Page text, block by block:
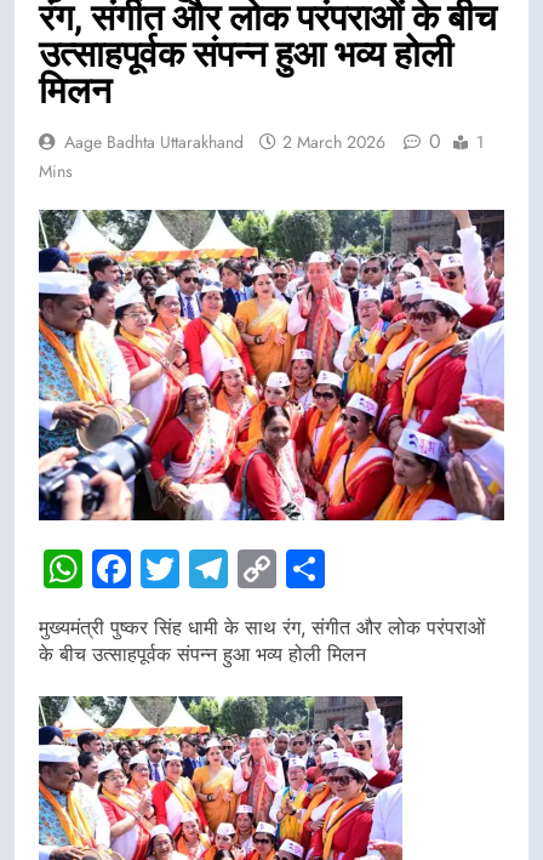
रंग, संगीत और लोक परंपराओं के बीच
उत्साहपूर्वक संपन्न हुआ भव्य होली
मिलन
Aage Badhta Uttarakhand 2 March 2026 0
1
Mins
WhatsApp
Facebook
Twitter
Telegram
Copy
Link
मुख्यमंत्री पुष्कर सिंह धामी के साथ रंग, संगीत और लोक परंपराओं
के बीच उत्साहपूर्वक संपन्न हुआ भव्य होली मिलन